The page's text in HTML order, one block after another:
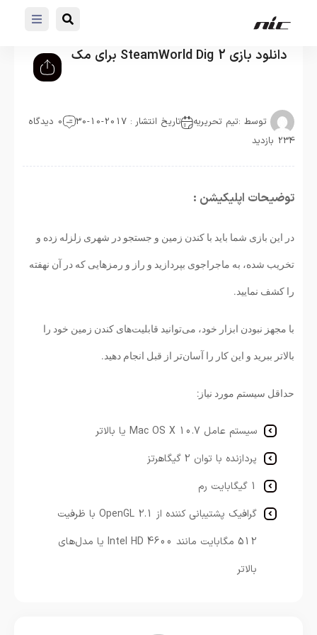
دانلود بازی SteamWorld Dig 2 برای مک
توسط :تیم تحریریه تاریخ انتشار : 2017-10-30
0 دیدگاه
234 بازدید
توضیحات اپلیکیشن :
در این بازی شما باید با کندن زمین و جستجو در شهری زلزله زده و
تخریب شده، به ماجراجوی بپردازید و راز و رمزهایی که در آن نهفته
را کشف نمایید.
با مجهز نبودن ابزار خود، می‌توانید قابلیت‌های کندن زمین خود را
بالاتر ببرید و این کار را آسان‌تر از قبل انجام دهید.
حداقل سیستم مورد نیاز:
سیستم عامل
پردازنده با توان 2 گیگاهرتز
1 گیگابایت رم
گرافیک پشتیبانی کننده از OpenGL 2.1 با ظرفیت
512 مگابایت مانند Intel HD 4600 یا مدل‌های
بالاتر